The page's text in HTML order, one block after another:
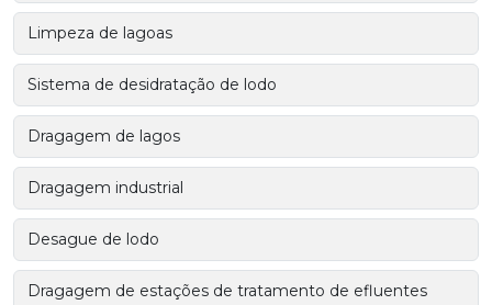
Limpeza de lagoas
Sistema de desidratação de lodo
Dragagem de lagos
Dragagem industrial
Desague de lodo
Dragagem de estações de tratamento de efluentes